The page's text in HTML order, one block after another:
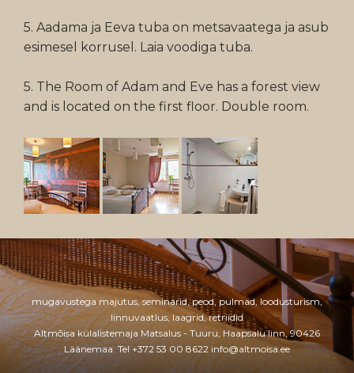
5. Aadama ja Eeva tuba on metsavaatega ja asub
esimesel korrusel. Laia voodiga tuba.
5. The Room of Adam and Eve has a forest view
and is located on the first floor. Double room.
mugavustega majutus, seminarid, peod, pulmad, loodusturism,
linnuvaatlus, laagrid, retriidid
Altmõisa külalistemaja Matsalus - Tuuru, Haapsalu linn, 90426
Läänemaa. Tel +372 53 00 8622 info@altmoisa.ee